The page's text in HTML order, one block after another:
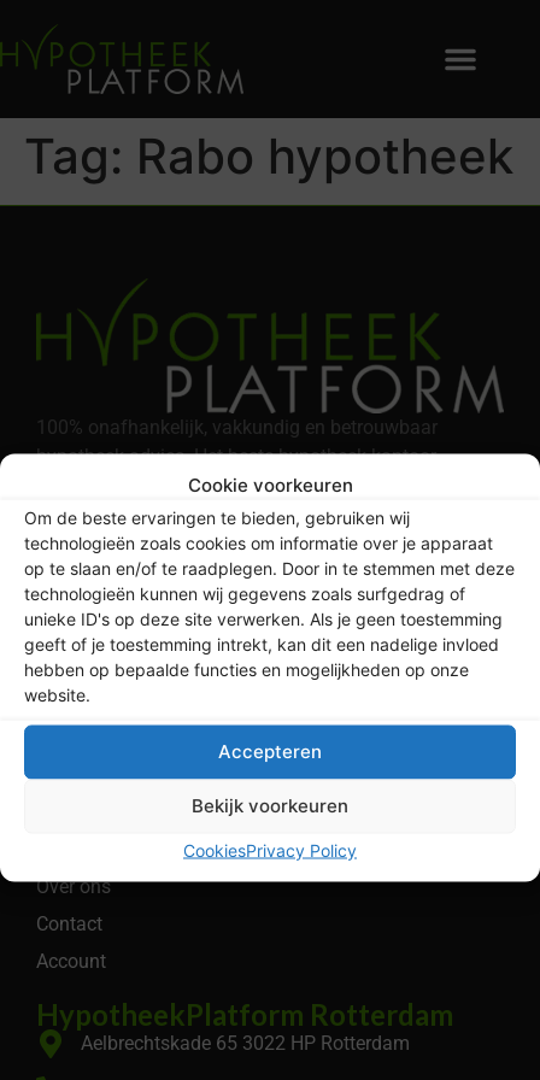
Cookie voorkeuren
Om de beste ervaringen te bieden, gebruiken wij
technologieën zoals cookies om informatie over je apparaat
op te slaan en/of te raadplegen. Door in te stemmen met deze
technologieën kunnen wij gegevens zoals surfgedrag of
unieke ID's op deze site verwerken. Als je geen toestemming
geeft of je toestemming intrekt, kan dit een nadelige invloed
hebben op bepaalde functies en mogelijkheden op onze
website.
Accepteren
Bekijk voorkeuren
CookiesPrivacy Policy
Tag: Rabo hypotheek
100% onafhankelijk, vakkundig en betrouwbaar
hypotheek advies. Het beste hypotheek kantoor
volgens Independer*
Legaal
Privacybeleid
Algemene Voorwaarden
Cookiebeleid
Bereken
Over ons
Contact
Account
HypotheekPlatform Rotterdam
Aelbrechtskade 65 3022 HP Rotterdam